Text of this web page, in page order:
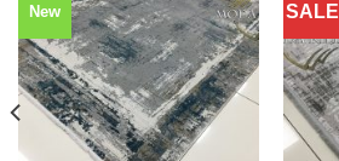
New
Додати
до
обраного
SALE